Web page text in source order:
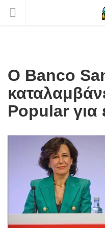
Ο Banco
Popular για